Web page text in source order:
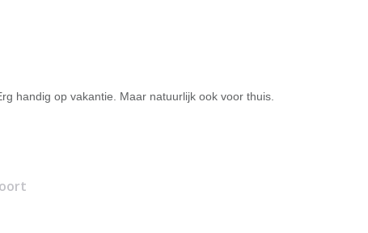
handig op vakantie. Maar natuurlijk ook voor thuis.